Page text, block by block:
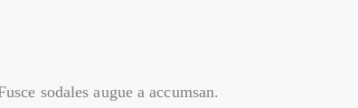
sodales augue a accumsan.